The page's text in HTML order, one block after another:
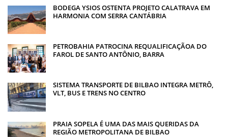
BODEGA YSIOS OSTENTA PROJETO CALATRAVA EM
HARMONIA COM SERRA CANTÁBRIA
PETROBAHIA PATROCINA REQUALIFICAÇÃOA DO
FAROL DE SANTO ANTÔNIO, BARRA
SISTEMA TRANSPORTE DE BILBAO INTEGRA METRÔ,
VLT, BUS E TRENS NO CENTRO
PRAIA SOPELA É UMA DAS MAIS QUERIDAS DA
REGIÃO METROPOLITANA DE BILBAO